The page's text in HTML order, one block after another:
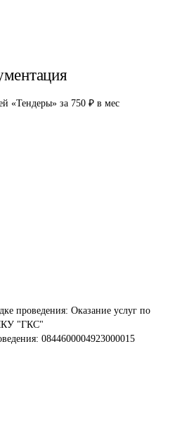
«Тендеры» за 750 ₽ в мес
проведения: Оказание услуг по
"ГКС"
0844600004923000015